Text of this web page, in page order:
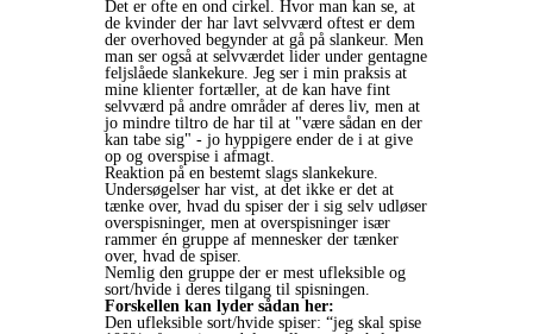
Det er ofte en ond cirkel. Hvor man kan se, at
de kvinder der har lavt selvværd oftest er dem
der overhoved begynder at gå på slankeur. Men
man ser også at selvværdet lider under gentagne
feljslåede slankekure. Jeg ser i min praksis at
mine klienter fortæller, at de kan have fint
selvværd på andre områder af deres liv, men at
jo mindre tiltro de har til at "være sådan en der
kan tabe sig" - jo hyppigere ender de i at give
op og overspise i afmagt.
Reaktion på en bestemt slags slankekure.
Undersøgelser har vist, at det ikke er det at
tænke over, hvad du spiser der i sig selv udløser
overspisninger, men at overspisninger især
rammer én gruppe af mennesker der tænker
over, hvad de spiser.
Nemlig den gruppe der er mest ufleksible og
sort/hvide i deres tilgang til spisningen.
Forskellen kan lyder sådan her:
Den ufleksible sort/hvide spiser: “jeg skal spise